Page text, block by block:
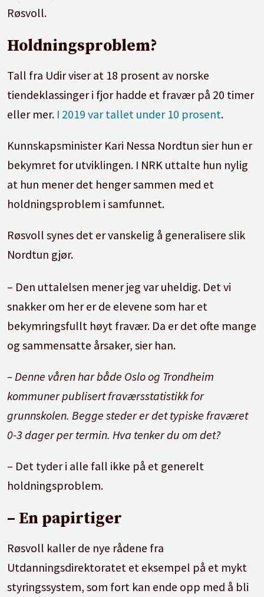
Røsvoll.
Holdningsproblem?
Tall fra Udir viser at 18 prosent av norske
tiendeklassinger i fjor hadde et fravær på 20 timer
eller mer. I 2019 var tallet under 10 prosent.
Kunnskapsminister Kari Nessa Nordtun sier hun er
bekymret for utviklingen. I NRK uttalte hun nylig
at hun mener det henger sammen med et
holdningsproblem i samfunnet.
Røsvoll synes det er vanskelig å generalisere slik
Nordtun gjør.
– Den uttalelsen mener jeg var uheldig. Det vi
snakker om her er de elevene som har et
bekymringsfullt høyt fravær. Da er det ofte mange
og sammensatte årsaker, sier han.
– Denne våren har både Oslo og Trondheim
kommuner publisert fraværsstatistikk for
grunnskolen. Begge steder er det typiske fraværet
0-3 dager per termin. Hva tenker du om det?
– Det tyder i alle fall ikke på et generelt
holdningsproblem.
– En papirtiger
Røsvoll kaller de nye rådene fra
Utdanningsdirektoratet et eksempel på et mykt
styringssystem, som fort kan ende opp med å bli